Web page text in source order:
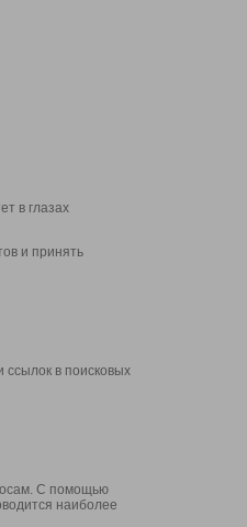
в глазах
и принять
ссылок в поисковых
С помощью
наиболее